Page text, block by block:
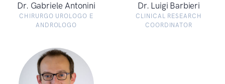
Dr. Gabriele Antonini
CHIRURGO UROLOGO E
ANDROLOGO
Dr. Luigi Barbieri
CLINICAL RESEARCH
COORDINATOR